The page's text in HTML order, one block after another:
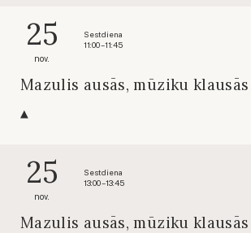
25
nov.
Sestdiena
11:00 – 11:45
Mazulis ausās, mūziku klausās
25
nov.
Sestdiena
13:00 – 13:45
Mazulis ausās, mūziku klausās